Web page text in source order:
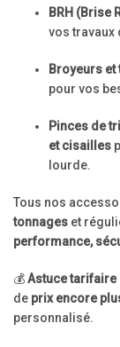
BRH (Brise
vos travaux
Broyeurs
pour vos
Pinces de
et cisailles
lourde.
Tous nos
tonnages et
performance,
💰Astuce tarifaire
de prix encore
personnalisé.